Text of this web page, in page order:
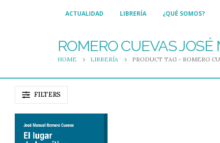
ACTUALIDAD LIBRERÍA ¿QUÉ SOMOS?
ROMERO CUEVAS JOSÉ
HOME LIBRERÍA PRODUCT TAG - ROMERO
FILTERS